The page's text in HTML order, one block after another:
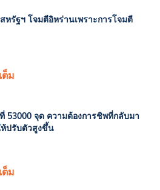
รัฐฯ โจมตีอิหร่านเพราะการโจมตี
ต็ม
53000 จุด ความต้องการชิพที่กลับมา
ปรับตัวสูงขึ้น
ต็ม